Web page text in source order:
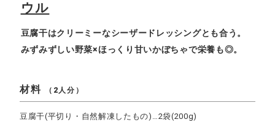
ウル
豆腐干はクリーミーなシーザードレッシングとも合う。
みずみずしい野菜×ほっくり甘いかぼちゃで栄養も◎。
材料 （2人分）
豆腐干(平切り・自然解凍したもの)…2袋(200g)